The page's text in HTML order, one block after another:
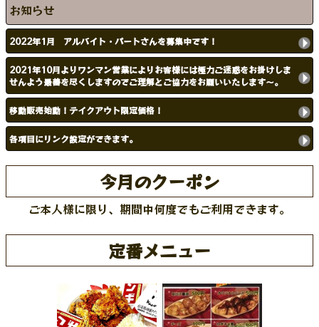
お知らせ
2022年1月 アルバイト・パートさんを募集中です！
2021年10月よりワンマン営業によりお客様には極力ご迷惑をお掛けしま
せんよう最善を尽くしますのでご理解とご協力をお願いいたします〜。
移動販売始動！テイクアウト限定価格！
各項目にリンク設定ができます。
今月のクーポン
ご本人様に限り、期間中何度でもご利用できます。
定番メニュー